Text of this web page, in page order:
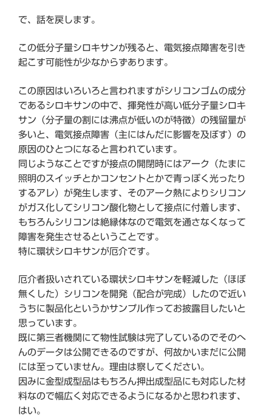
で、話を戻します。
この低分子量シロキサンが残ると、電気接点障害を引き
起こす可能性が少なからずあります。
この原因はいろいろと言われますがシリコンゴムの成分
であるシロキサンの中で、揮発性が高い低分子量シロキ
サン（分子量の割には沸点が低いのが特徴）の残留量が
多いと、電気接点障害（主にはんだに影響を及ぼす）の
原因のひとつになると言われています。
同じようなことですが接点の開閉時にはアーク（たまに
照明のスイッチとかコンセントとかで青っぽく光ったり
するアレ）が発生します、そのアーク熱によりシリコン
がガス化してシリコン酸化物として接点に付着します、
もちろんシリコンは絶縁体なので電気を通さなくなって
障害を発生させるということです。
特に環状シロキサンが厄介です。
厄介者扱いされている環状シロキサンを軽減した（ほぼ
無くした）シリコンを開発（配合が完成）したので近い
うちに製品化というかサンプル作ってお披露目したいと
思っています。
既に第三者機関にて物性試験は完了しているのでそのへ
んのデータは公開できるのですが、何故かいまだに公開
には至っていません。理由は察してください。
因みに金型成型品はもちろん押出成型品にも対応した材
料なので幅広く対応できるようになるかと思われます、
はい。